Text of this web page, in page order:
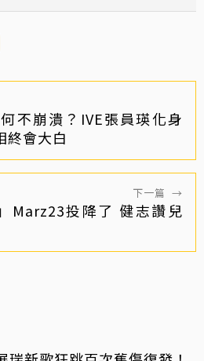
不崩潰？IVE張員瑛化身
終會大白
下一篇 →
Marz23投降了 健志讚兒